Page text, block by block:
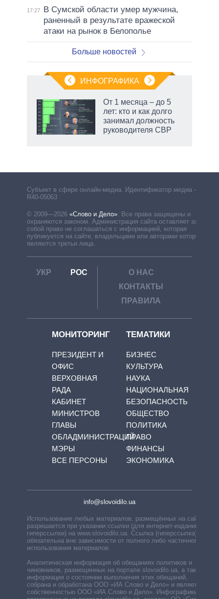
17:27
В Сумской области умер мужчина,
раненный в результате вражеской
атаки на рынок в Белополье
Больше новостей
ИНФОГРАФИКА
От 1 месяца – до 5
лет: кто и как долго
занимал должность
руководителя СВР
Субъект в сфере онлайн-медиа. Идентификатор медиа –
R40-05063
© 2009—2026 «Слово и Дело» Все права защищены и
охраняются законом. Администрация сайта оставляет за
собой право не соглашаться с информацией, которая
публикуется на сайте, владельцами или авторами которой
являются третьи лица.
УКР РОС
О НАС
КОНТАКТЫ
ПРАВИЛА
МОНИТОРИНГ
ПРЕЗИДЕНТ И
ОФИС
ВЕРХОВНАЯ
РАДА
КАБИНЕТ
МИНИСТРОВ
ГЛАВЫ
ОБЛАДМИНИСТРАЦИЙ
МЭРЫ
ВСЕ ПЕРСОНЫ
ТЕМАТИКИ
БИЗНЕС
КУЛЬТУРА
НАУКА
НАЦИОНАЛЬНАЯ
БЕЗОПАСНОСТЬ
ОБЩЕСТВО
ПОЛИТИКА
ПРАВО
ФИНАНСЫ
ЭКОНОМИКА
info@slovoidilo.ua
Использование любых материалов, размещённых на сайте,
разрешается при указании ссылки (для интернет-изданий —
гиперссылки) на www.slovoidilo.ua. Ссылка (гиперссылка)
обязательна вне зависимости от полного либо частичного
использования материалов.
Аналитическая информация об обещаниях политиков и
чиновников, размещенных на портале slovoidilo.ua, а также
информация о состоянии выполнения этих обещаний,
собрана и обработана ООО «ИА Слово и Дело» и является
собственностью ООО «ИА Слово и Дело». Инфографики,